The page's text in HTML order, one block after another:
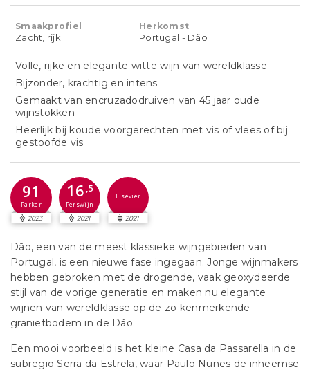
Smaakprofiel
Zacht, rijk
Herkomst
Portugal - Dão
Volle, rijke en elegante witte wijn van wereldklasse
Bijzonder, krachtig en intens
Gemaakt van encruzadodruiven van 45 jaar oude
wijnstokken
Heerlijk bij koude voorgerechten met vis of vlees of bij
gestoofde vis
91
Parker
2023
16 ,5
Perswijn
2021
Elsevier
2021
Dão, een van de meest klassieke wijngebieden van
Portugal, is een nieuwe fase ingegaan. Jonge wijnmakers
hebben gebroken met de drogende, vaak geoxydeerde
stijl van de vorige generatie en maken nu elegante
wijnen van wereldklasse op de zo kenmerkende
granietbodem in de Dão.
Een mooi voorbeeld is het kleine Casa da Passarella in de
subregio Serra da Estrela, waar Paulo Nunes de inheemse